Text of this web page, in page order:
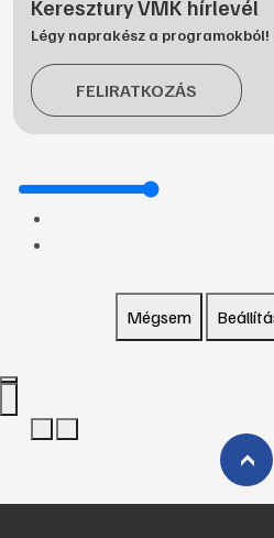
Keresztury VMK hírlevél
Légy naprakész a
FELIRATKOZÁS
Mégsem
›